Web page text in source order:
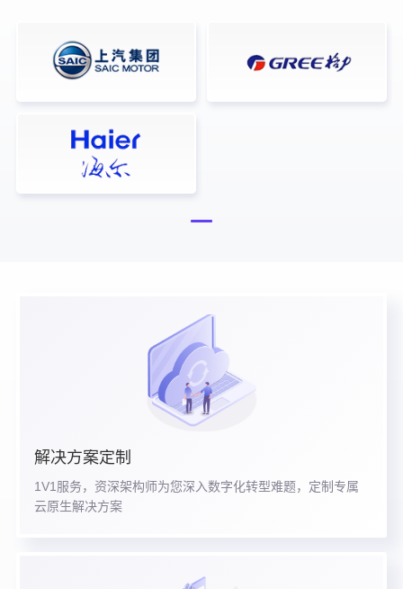
解决方案定制
1V1服务，资深架构师为您深入数字化转型难题，定制专属
云原生解决方案